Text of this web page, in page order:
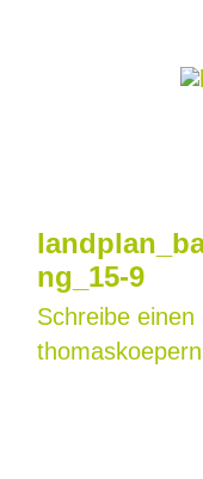
ng_15-9
Schreibe